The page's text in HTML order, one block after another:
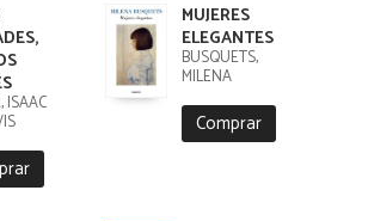
ISAAC
MUJERES
ELEGANTES
BUSQUETS,
MILENA
Comprar